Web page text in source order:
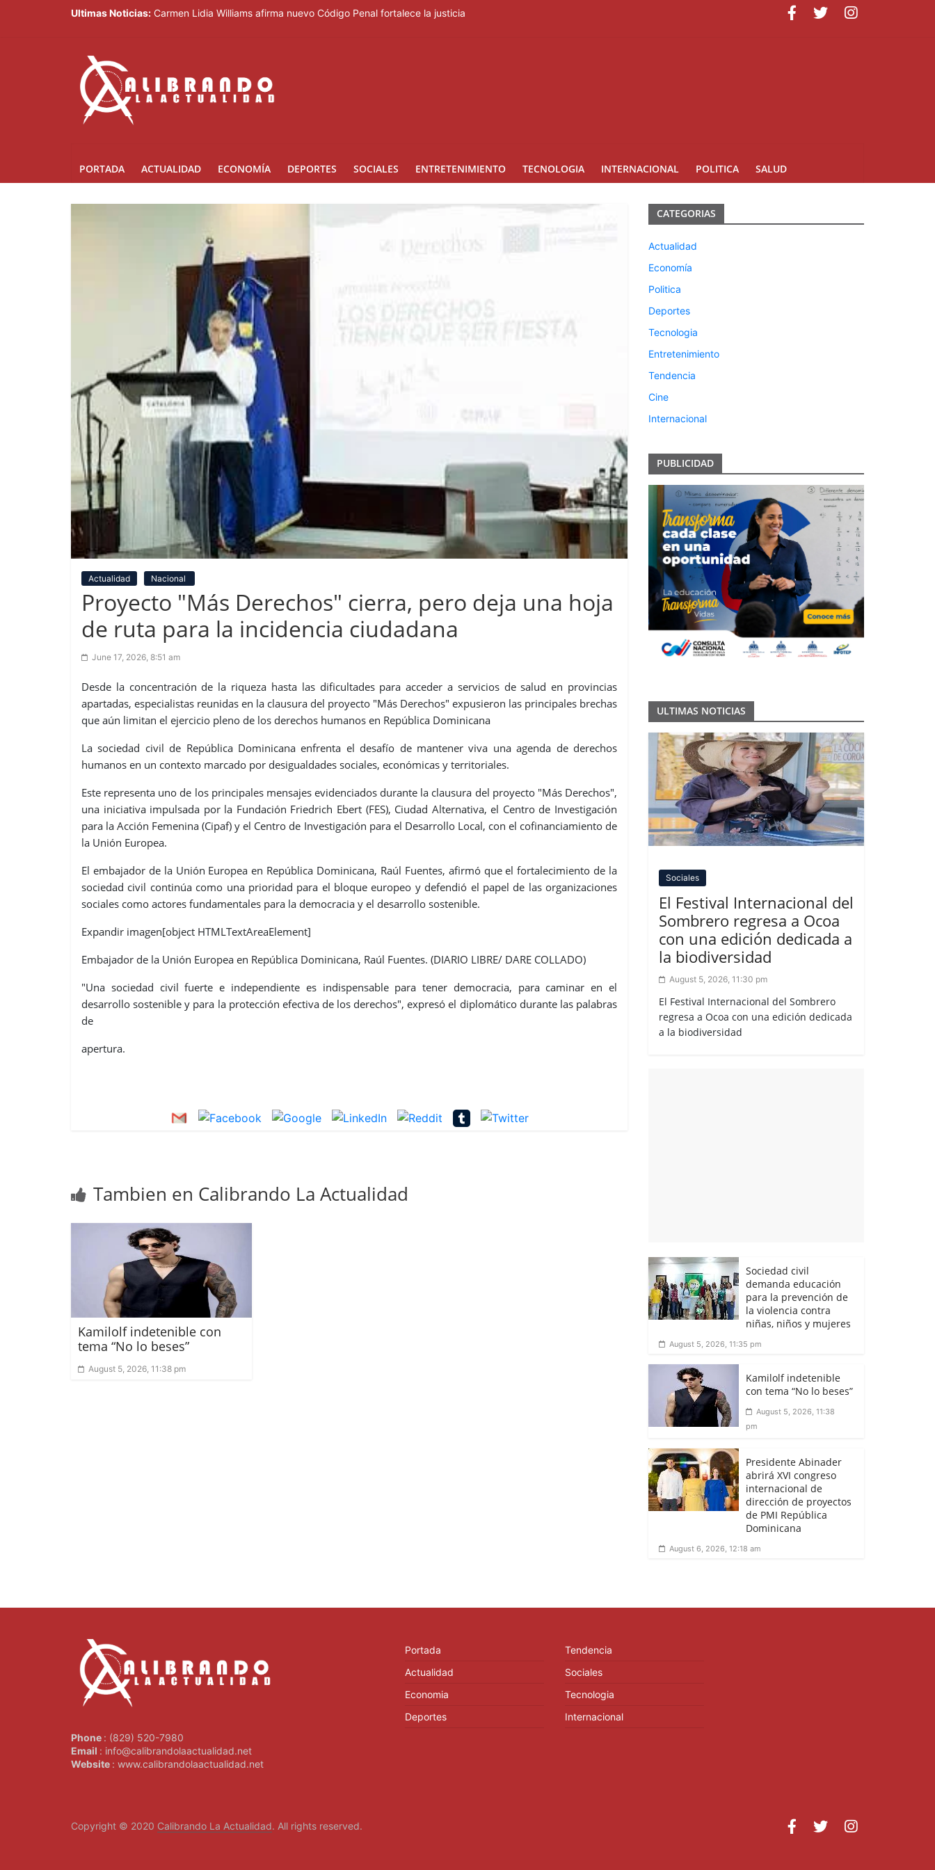
Ultimas Noticias: Carmen Lidia Williams afirma nuevo Código Penal fortalece la justicia
PORTADA ACTUALIDAD ECONOMÍA DEPORTES SOCIALES ENTRETENIMIENTO TECNOLOGIA INTERNACIONAL POLITICA SALUD
Actualidad Nacional
Proyecto "Más Derechos" cierra, pero deja una hoja
de ruta para la incidencia ciudadana
June 17, 2026, 8:51 am
Desde la concentración de la riqueza hasta las dificultades para acceder a servicios de salud en provincias
apartadas, especialistas reunidas en la clausura del proyecto "Más Derechos" expusieron las principales brechas
que aún limitan el ejercicio pleno de los derechos humanos en República Dominicana
La sociedad civil de República Dominicana enfrenta el desafío de mantener viva una agenda de derechos
humanos en un contexto marcado por desigualdades sociales, económicas y territoriales.
Este representa uno de los principales mensajes evidenciados durante la clausura del proyecto "Más Derechos",
una iniciativa impulsada por la Fundación Friedrich Ebert (FES), Ciudad Alternativa, el Centro de Investigación
para la Acción Femenina (Cipaf) y el Centro de Investigación para el Desarrollo Local, con el cofinanciamiento de
la Unión Europea.
El embajador de la Unión Europea en República Dominicana, Raúl Fuentes, afirmó que el fortalecimiento de la
sociedad civil continúa como una prioridad para el bloque europeo y defendió el papel de las organizaciones
sociales como actores fundamentales para la democracia y el desarrollo sostenible.
Expandir imagen[object HTMLTextAreaElement]
Embajador de la Unión Europea en República Dominicana, Raúl Fuentes. (DIARIO LIBRE/ DARE COLLADO)
"Una sociedad civil fuerte e independiente es indispensable para tener democracia, para caminar en el
desarrollo sostenible y para la protección efectiva de los derechos", expresó el diplomático durante las palabras
de
apertura.
Tambien en Calibrando La Actualidad
Kamilolf indetenible con
tema “No lo beses”
August 5, 2026, 11:38 pm
CATEGORIAS
Actualidad
Economía
Politica
Deportes
Tecnologia
Entretenimiento
Tendencia
Cine
Internacional
PUBLICIDAD
ULTIMAS NOTICIAS
Sociales
El Festival Internacional del
Sombrero regresa a Ocoa
con una edición dedicada a
la biodiversidad
August 5, 2026, 11:30 pm
El Festival Internacional del Sombrero
regresa a Ocoa con una edición dedicada
a la biodiversidad
Sociedad civil
demanda educación
para la prevención de
la violencia contra
niñas, niños y mujeres
August 5, 2026, 11:35 pm
Kamilolf indetenible
con tema “No lo beses”
August 5, 2026, 11:38
pm
Presidente Abinader
abrirá XVI congreso
internacional de
dirección de proyectos
de PMI República
Dominicana
August 6, 2026, 12:18 am
Phone : (829) 520-7980
Email : info@calibrandolaactualidad.net
Website : www.calibrandolaactualidad.net
Portada
Actualidad
Economia
Deportes
Tendencia
Sociales
Tecnologia
Internacional
Copyright © 2020 Calibrando La Actualidad. All rights reserved.